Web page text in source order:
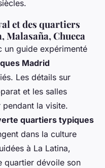
et des quartiers
Malasaña, Chueca
un guide expérimenté
Madrid
Les détails sur
et les salles
pendant la visite.
quartiers typiques
dans la culture
à La Latina,
quartier dévoile son